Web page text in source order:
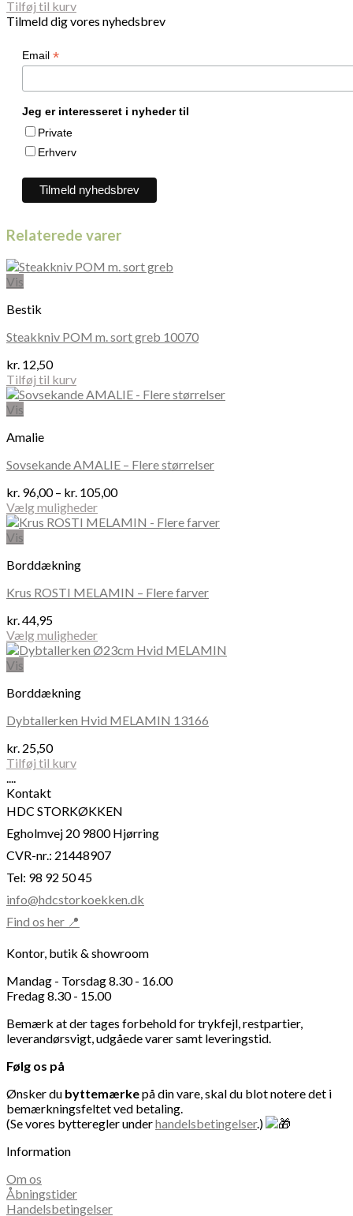
Tilføj til kurv
Tilmeld dig vores nyhedsbrev
Email *
Jeg er interesseret i nyheder til
Private
Erhverv
Relaterede varer
Vis
Bestik
Steakkniv POM m. sort greb 10070
kr. 12,50
Tilføj til kurv
Vis
Amalie
Sovsekande AMALIE – Flere størrelser
kr. 96,00 – kr. 105,00Prisinterval:
til
Vælg muligheder
Dette
vare
flere
Mulighederne
vælges
på
varesiden
Vis
Borddækning
Krus ROSTI MELAMIN – Flere farver
kr.44,95
Vælg muligheder
Dette
vare
flere
Mulighederne
vælges
på
varesiden
Vis
Borddækning
Dybtallerken Hvid MELAMIN 13166
kr. 25,50
Tilføj til kurv
....
Kontakt
HDC STORKØKKEN
Egholmvej 20 9800 Hjørring
CVR-nr.: 21448907
Tel: 98 92 50 45
info@hdcstorkoekken.dk
Find os her 📍
Kontor, butik & showroom
Mandag - Torsdag 8.30 - 16.00
Fredag 8.30 - 15.00
Bemærk at der tages forbehold for trykfejl, restpartier,
leverandørsvigt, udgåede varer samt leveringstid.
Følg os på
Ønsker du byttemærkepå din vare, skal du blot notere det i
bemærkningsfeltet ved betaling.
(Se vores bytteregler underhandelsbetingelser.)
Information
Om os
Åbningstider
Handelsbetingelser